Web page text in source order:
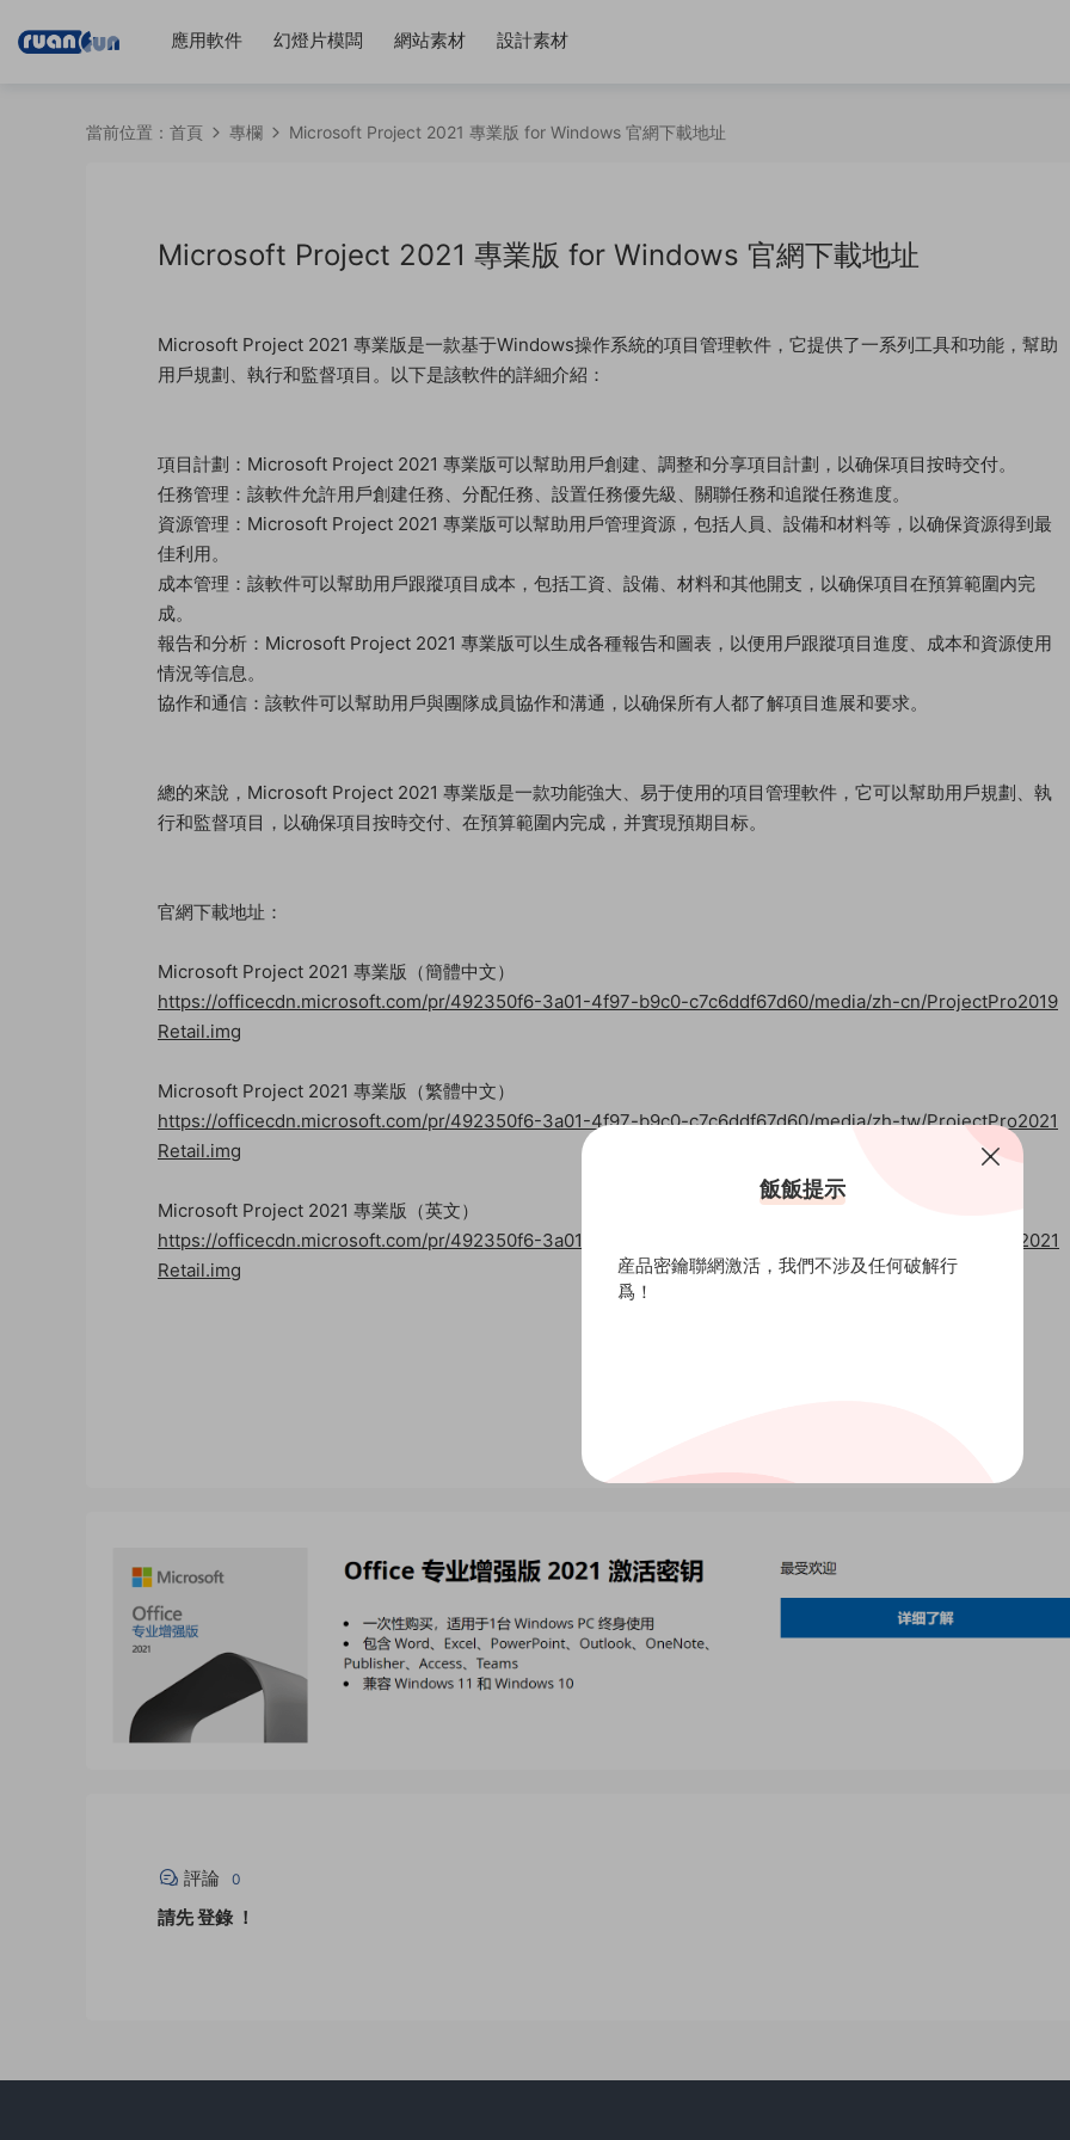
應用軟件 幻燈片模闆 網站素材 設計素材
當前位置： 首頁 專欄 Microsoft Project 2021 專業版 for Windows 官網下載地址
Microsoft Project 2021 專業版 for Windows 官網下載地址
Microsoft Project 2021 專業版是一款基于Windows操作系統的項目管理軟件，它提供了一系列工具和功能，幫助
用戶規劃、執行和監督項目。以下是該軟件的詳細介紹：
項目計劃：Microsoft Project 2021 專業版可以幫助用戶創建、調整和分享項目計劃，以确保項目按時交付。
任務管理：該軟件允許用戶創建任務、分配任務、設置任務優先級、關聯任務和追蹤任務進度。
資源管理：Microsoft Project 2021 專業版可以幫助用戶管理資源，包括人員、設備和材料等，以确保資源得到最
佳利用。
成本管理：該軟件可以幫助用戶跟蹤項目成本，包括工資、設備、材料和其他開支，以确保項目在預算範圍内完
成。
報告和分析：Microsoft Project 2021 專業版可以生成各種報告和圖表，以便用戶跟蹤項目進度、成本和資源使用
情況等信息。
協作和通信：該軟件可以幫助用戶與團隊成員協作和溝通，以确保所有人都了解項目進展和要求。
總的來說，Microsoft Project 2021 專業版是一款功能強大、易于使用的項目管理軟件，它可以幫助用戶規劃、執
行和監督項目，以确保項目按時交付、在預算範圍内完成，并實現預期目标。
官網下載地址：
Microsoft Project 2021 專業版（簡體中文）
https://officecdn.microsoft.com/pr/492350f6-3a01-4f97-b9c0-c7c6ddf67d60/media/zh-cn/ProjectPro2019
Retail.img
Microsoft Project 2021 專業版（繁體中文）
https://officecdn.microsoft.com/pr/492350f6-3a01-4f97-b9c0-c7c6ddf67d60/media/zh-tw/ProjectPro2021
Retail.img
Microsoft Project 2021 專業版（英文）
https://officecdn.microsoft.com/pr/492350f6-3a01-4f97-b9c0-c7c6ddf67d60/media/us-en/ProjectPro2021
Retail.img
評論 0
請先登錄 ！
飯飯提示
産品密鑰聯網激活，我們不涉及任何破解行
爲！